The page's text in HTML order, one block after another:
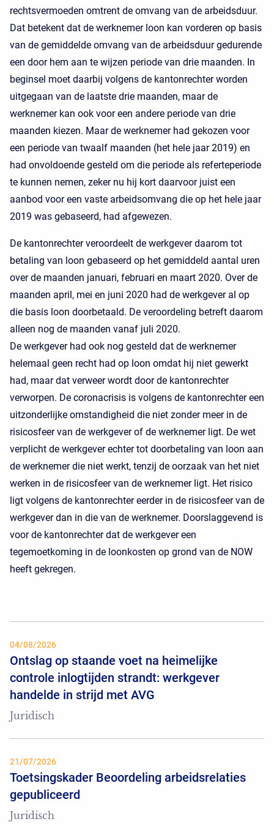
rechtsvermoeden omtrent de omvang van de arbeidsduur.
Dat betekent dat de werknemer loon kan vorderen op basis
van de gemiddelde omvang van de arbeidsduur gedurende
een door hem aan te wijzen periode van drie maanden. In
beginsel moet daarbij volgens de kantonrechter worden
uitgegaan van de laatste drie maanden, maar de
werknemer kan ook voor een andere periode van drie
maanden kiezen. Maar de werknemer had gekozen voor
een periode van twaalf maanden (het hele jaar 2019) en
had onvoldoende gesteld om die periode als referteperiode
te kunnen nemen, zeker nu hij kort daarvoor juist een
aanbod voor een vaste arbeidsomvang die op het hele jaar
2019 was gebaseerd, had afgewezen.
De kantonrechter veroordeelt de werkgever daarom tot
betaling van loon gebaseerd op het gemiddeld aantal uren
over de maanden januari, februari en maart 2020. Over de
maanden april, mei en juni 2020 had de werkgever al op
die basis loon doorbetaald. De veroordeling betreft daarom
alleen nog de maanden vanaf juli 2020.
De werkgever had ook nog gesteld dat de werknemer
helemaal geen recht had op loon omdat hij niet gewerkt
had, maar dat verweer wordt door de kantonrechter
verworpen. De coronacrisis is volgens de kantonrechter een
uitzonderlijke omstandigheid die niet zonder meer in de
risicosfeer van de werkgever of de werknemer ligt. De wet
verplicht de werkgever echter tot doorbetaling van loon aan
de werknemer die niet werkt, tenzij de oorzaak van het niet
werken in de risicosfeer van de werknemer ligt. Het risico
ligt volgens de kantonrechter eerder in de risicosfeer van de
werkgever dan in die van de werknemer. Doorslaggevend is
voor de kantonrechter dat de werkgever een
tegemoetkoming in de loonkosten op grond van de NOW
heeft gekregen.
04/08/2026
Ontslag op staande voet na heimelijke
controle inlogtijden strandt: werkgever
handelde in strijd met AVG
Juridisch
21/07/2026
Toetsingskader Beoordeling arbeidsrelaties
gepubliceerd
Juridisch